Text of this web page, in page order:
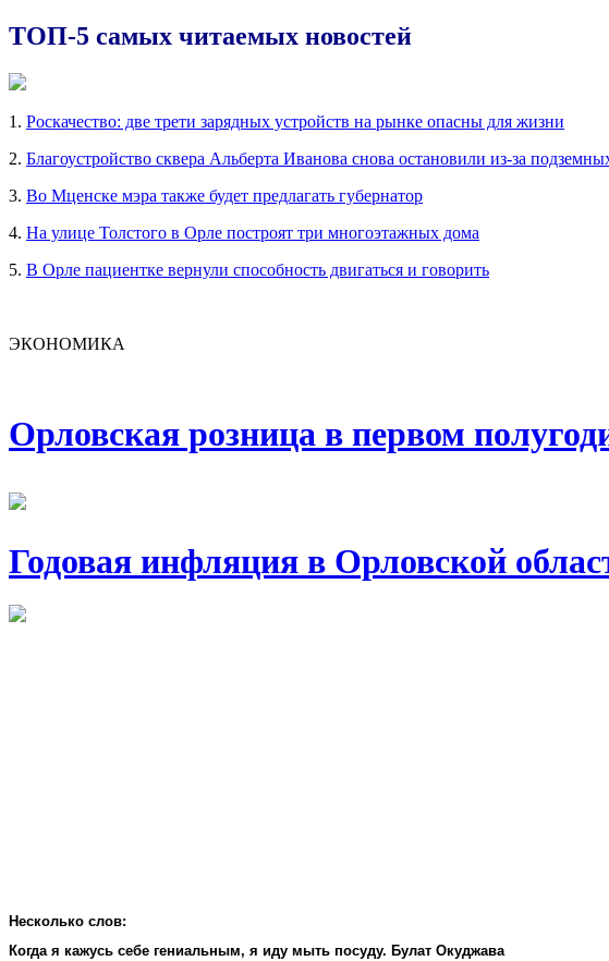
ТОП-5 самых читаемых новостей
1. Роскачество: две трети зарядных устройств на рынке опасны для жизни
2. Благоустройство сквера Альберта Иванова снова остановили из-за
3. Во Мценске мэра также будет предлагать губернатор
4. На улице Толстого в Орле построят три многоэтажных дома
5. В Орле пациентке вернули способность двигаться и говорить
ЭКОНОМИКА
Орловская розница в первом
Годовая инфляция в Орловской
Несколько слов:
Когда я кажусь себе гениальным, я иду мыть посуду. Булат Окуджава